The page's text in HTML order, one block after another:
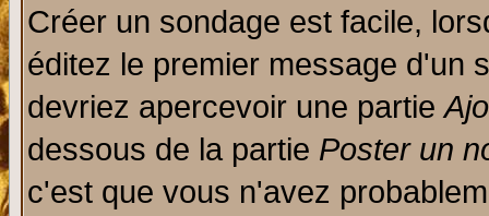
Créer un sondage est facile,
éditez le premier message d'un
devriez apercevoir une partie
dessous de la partie Poster un
c'est que vous n'avez